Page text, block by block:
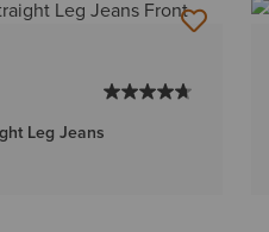
Leg Jeans